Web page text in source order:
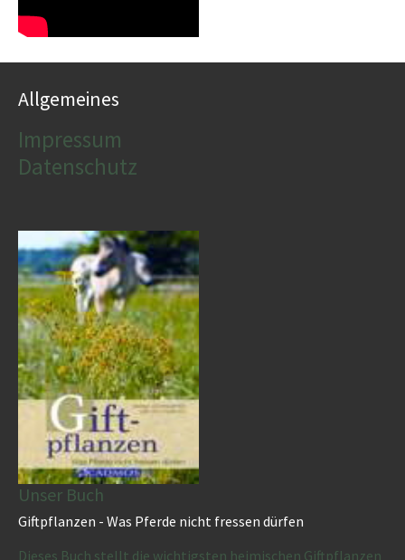
Allgemeines
Impressum
Datenschutz
Unser Buch
Giftpflanzen - Was Pferde nicht fressen dürfen
Dieses Buch stellt die wichtigsten heimischen Giftpflanzen